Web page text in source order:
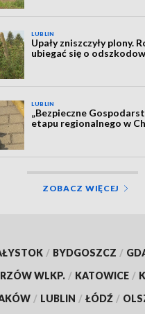
LUBLIN
Upały zniszczyły plony.
ubiegać się o
LUBLIN
„Bezpieczne
etapu regionalnego w
ZOBACZ WIĘCEJ
/ BYDGOSZCZ /
WLKP. / KATOWICE /
/ LUBLIN / ŁÓDŹ /